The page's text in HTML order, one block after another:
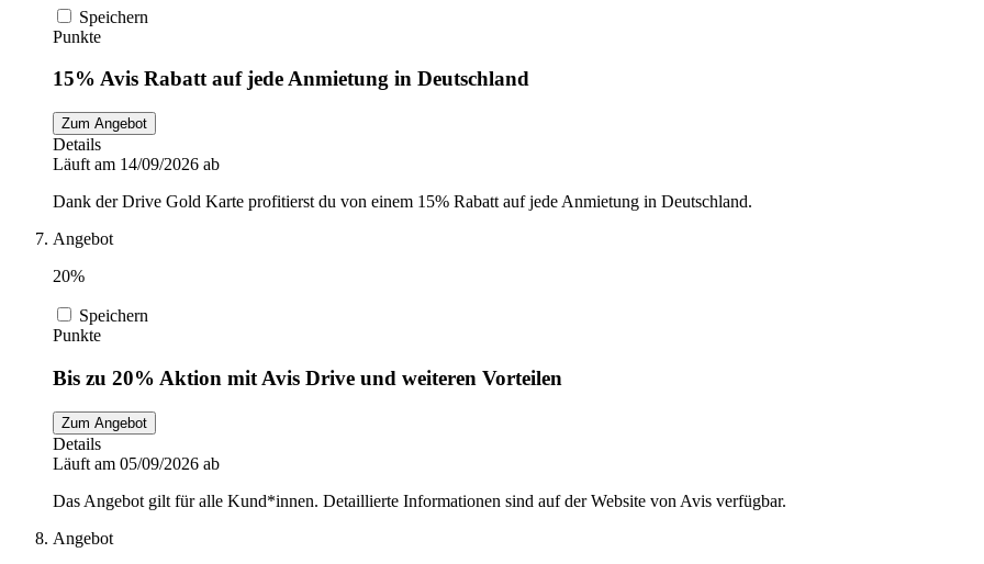
Speichern
Punkte
15% Avis Rabatt auf jede Anmietung in Deutschland
Zum Angebot
Details
Läuft am 14/09/2026 ab
Dank der Drive Gold Karte profitierst du von einem 15% Rabatt auf jede Anmietung in Deutschland.
Angebot
20%
Speichern
Punkte
Bis zu 20% Aktion mit Avis Drive und weiteren Vorteilen
Zum Angebot
Details
Läuft am 05/09/2026 ab
Das Angebot gilt für alle Kund*innen. Detaillierte Informationen sind auf der Website von Avis verfügbar.
Angebot